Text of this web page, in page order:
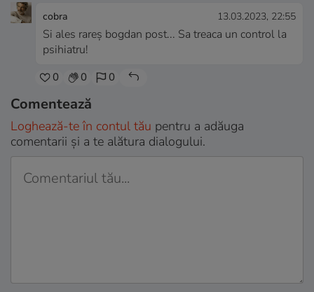
cobra 13.03.2023, 22:55
Si ales rareș bogdan post... Sa treaca un control la
psihiatru!
0 0 0
Comentează
Loghează-te în contul tău pentru a adăuga
comentarii și a te alătura dialogului.